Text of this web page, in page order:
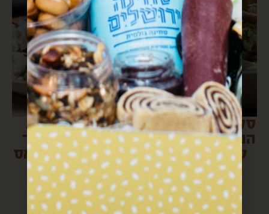
סלט כרובית
ופקאן מסוכר
של רותי אטיאס
סלט כרוב שככל
הנראה תכינו כל
שבת מעכשיו